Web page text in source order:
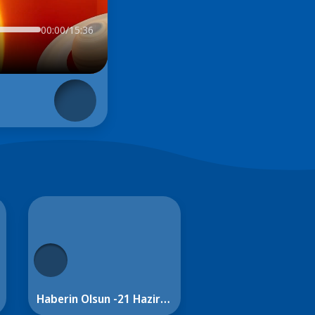
00:00/15:36
Haberin Olsun -21 Haziran 2026